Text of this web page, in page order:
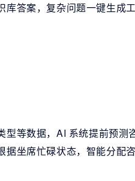
库答案，复杂问题一键生成
型等数据，AI 系统提前预
坐席忙碌状态，智能分配